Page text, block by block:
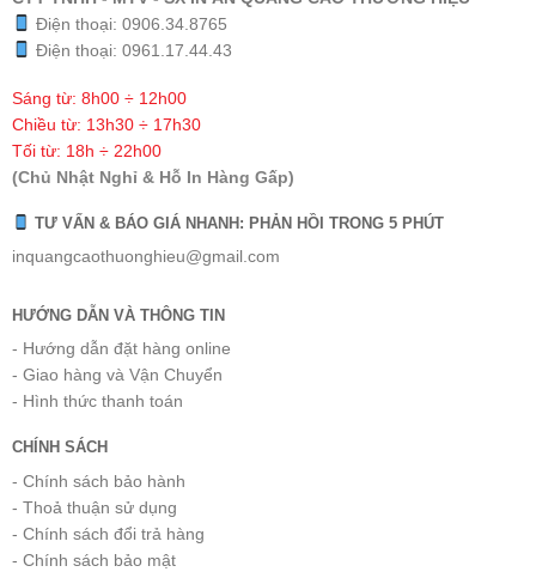
Điện thoại: 0906.34.8765
Điện thoại: 0961.17.44.43
Sáng từ: 8h00 ÷ 12h00
Chiều từ: 13h30 ÷ 17h30
Tối từ: 18h ÷ 22h00
(Chủ Nhật Nghỉ & Hỗ In Hàng Gấp)
TƯ VẤN & BÁO GIÁ NHANH: PHẢN HỒI TRONG 5 PHÚT
inquangcaothuonghieu@gmail.com
HƯỚNG DẪN VÀ THÔNG TIN
- Hướng dẫn đặt hàng online
- Giao hàng và Vận Chuyển
- Hình thức thanh toán
CHÍNH SÁCH
- Chính sách bảo hành
- Thoả thuận sử dụng
- Chính sách đổi trả hàng
- Chính sách bảo mật